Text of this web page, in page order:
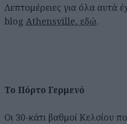
Λεπτομέρειες για όλα αυτά
blog Athensville, εδώ.
Το Πόρτο Γερμενό
Οι 30-κάτι βαθμοί Κελσίου